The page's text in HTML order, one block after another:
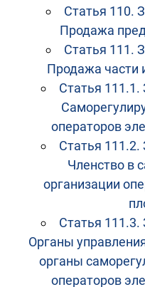
Статья 110.
Продажа
Статья 111.
Продажа части
Статья 111.1.
операторов
Статья 111.2.
Членство в
организации
Статья 111.3.
Органы
органы
операторов